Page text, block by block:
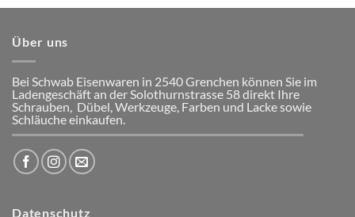
Über uns
Bei Schwab Eisenwaren in 2540 Grenchen können Sie im
Ladengeschäft an der Solothurnstrasse 58direkt Ihre
Schrauben, Dübel, Werkzeuge, Farben und Lackesowie
Schläuche einkaufen.
Datenschutz